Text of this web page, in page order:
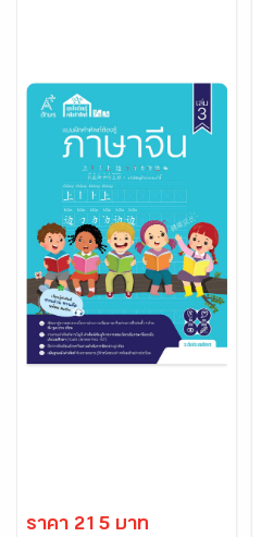
ราคา 215 บาท